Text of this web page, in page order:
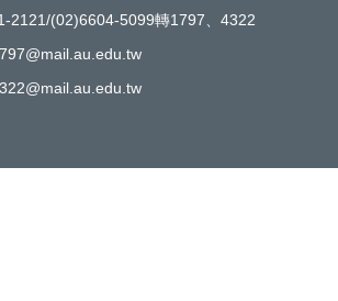
2121/(02)6604-5099轉1797、4322